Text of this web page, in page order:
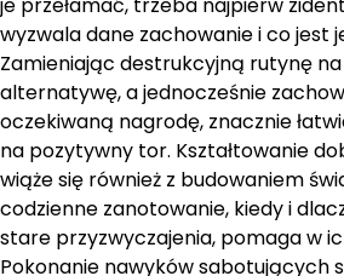
wyzwala dane zachowanie i co jest
Zamieniając destrukcyjną rutynę
alternatywę, a jednocześnie
oczekiwaną nagrodę, znacznie
na pozytywny tor. Kształtowanie
wiąże się również z budowaniem
codzienne zanotowanie, kiedy i
stare przyzwyczajenia, pomaga w
Pokonanie nawyków sabotujących